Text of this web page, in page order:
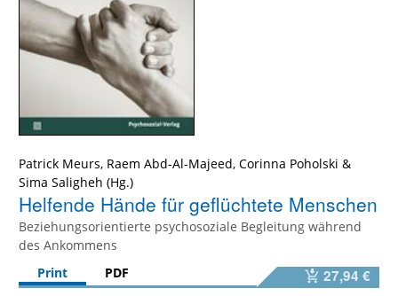
Patrick Meurs, Raem Abd-Al-Majeed, Corinna Poholski &
Sima Saligheh
Helfende Hände für geflüchtete Menschen
Beziehungsorientierte psychosoziale Begleitung während
des Ankommens
Print
PDF 27,94 €